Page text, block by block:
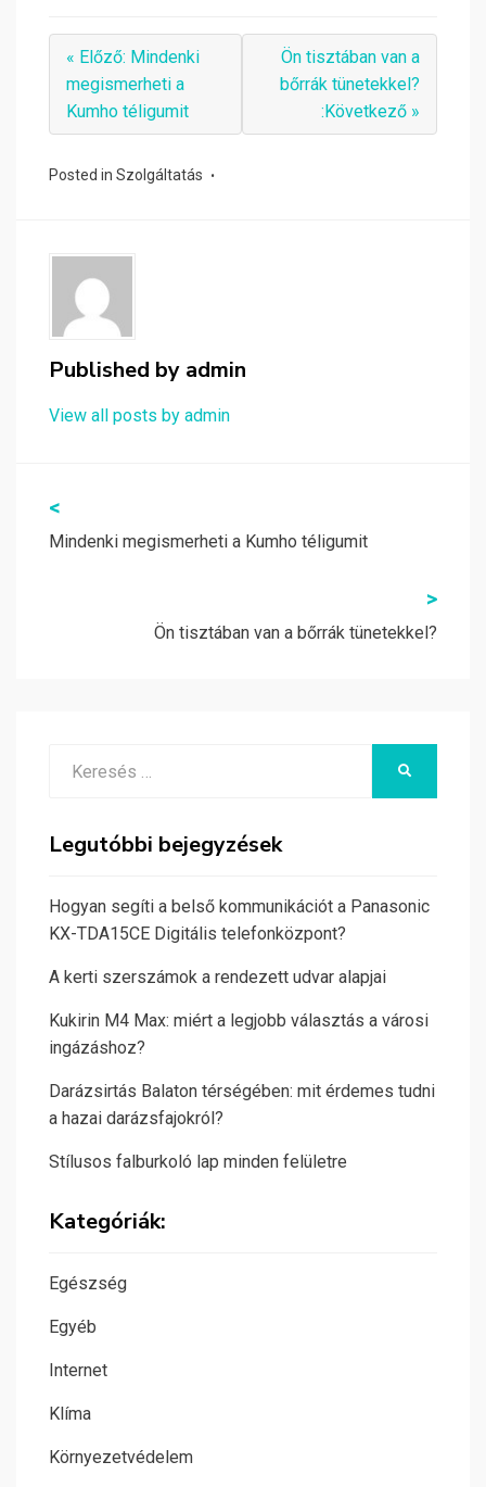
« Előző: Mindenki
megismerheti a
Kumho téligumit
Ön tisztában van a
bőrrák tünetekkel?
:Következő »
Posted in Szolgáltatás
Published by admin
View all posts by admin
Bejegyzés
navigáció
<
Mindenki megismerheti a Kumho téligumit
>
Ön tisztában van a bőrrák tünetekkel?
Legutóbbi bejegyzések
Hogyan segíti a belső kommunikációt a Panasonic
KX-TDA15CE Digitális telefonközpont?
A kerti szerszámok a rendezett udvar alapjai
Kukirin M4 Max: miért a legjobb választás a városi
ingázáshoz?
Darázsirtás Balaton térségében: mit érdemes tudni
a hazai darázsfajokról?
Stílusos falburkoló lap minden felületre
Kategóriák:
Egészség
Egyéb
Internet
Klíma
Környezetvédelem